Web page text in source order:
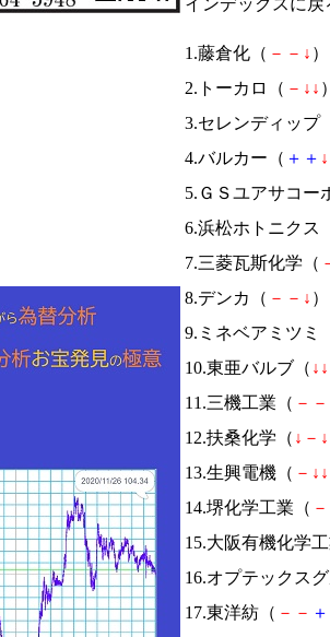
インデックスに戻
1.藤倉化（ － － ↓
2.トーカロ（ － ↓ ↓
3.セレンディップ
4.バルカー（ ＋ ＋ ↓
5.ＧＳユアサコー
6.浜松ホトニクス
7.三菱瓦斯化学（
8.デンカ（ － － ↓
9.ミネベアミツミ
10.東亜バルブ（ ↓ ↓
11.三機工業（ － －
12.扶桑化学（ ↓ － ↓
13.生興電機（ － ↓ ↓
14.堺化学工業（ －
15.大阪有機化学
16.オプテックス
17.東洋紡（ － － ＋